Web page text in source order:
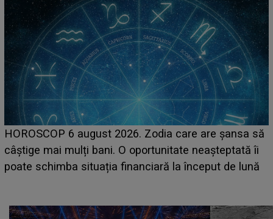
LINE-UP UNTOLD ONE, prima zi. Cine sunt artiștii
care deschid festivalul și de la ce ore au loc cele mai
așteptate concerte pe scena principală?